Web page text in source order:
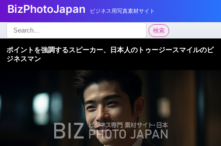
BizPhotoJapan ビジネス用写真素材サイト
検
索:
検索
ポイントを強調するスピーカー、日本人のトゥージースマイルのビ
ジネスマン